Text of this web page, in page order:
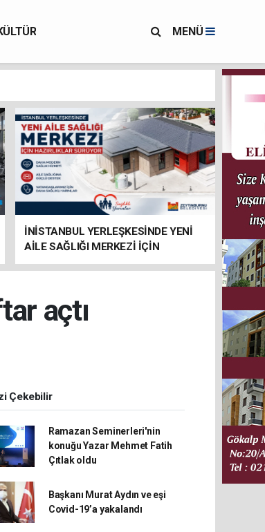
MENÜ
İNİSTANBUL YERLEŞKESİNDE YENİ
AİLE SAĞLIĞI MERKEZİ İÇİN
HAZIRLIKLAR SÜRÜYOR
açtı
Çekebilir
Ramazan Seminerleri'nin
konuğu Yazar Mehmet Fatih
Çıtlak oldu
Başkanı Murat Aydın ve eşi
Covid-19’a yakalandı